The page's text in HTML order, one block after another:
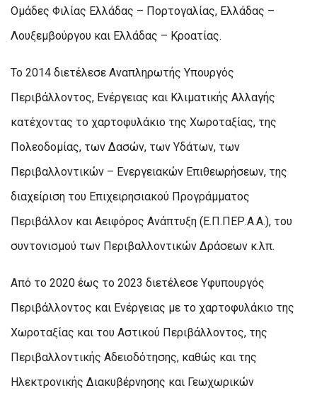
Ομάδες Φιλίας Ελλάδας – Πορτογαλίας, Ελλάδας –
Λουξεμβούργου και Ελλάδας – Κροατίας.
Το 2014 διετέλεσε Αναπληρωτής Υπουργός
Περιβάλλοντος, Ενέργειας και Κλιματικής Αλλαγής
κατέχοντας το χαρτοφυλάκιο της Χωροταξίας, της
Πολεοδομίας, των Δασών, των Υδάτων, των
Περιβαλλοντικών – Ενεργειακών Επιθεωρήσεων, της
διαχείριση του Επιχειρησιακού Προγράμματος
Περιβάλλον και Αειφόρος Ανάπτυξη (Ε.Π.ΠΕΡ.Α.Α.), του
συντονισμού των Περιβαλλοντικών Δράσεων κ.λπ.
Από το 2020 έως το 2023 διετέλεσε Υφυπουργός
Περιβάλλοντος και Ενέργειας με το χαρτοφυλάκιο της
Χωροταξίας και του Αστικού Περιβάλλοντος, της
Περιβαλλοντικής Αδειοδότησης, καθώς και της
Ηλεκτρονικής Διακυβέρνησης και Γεωχωρικών